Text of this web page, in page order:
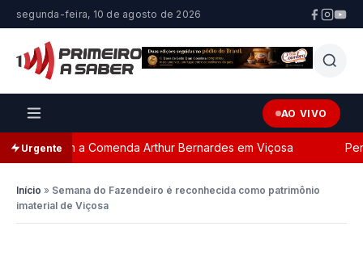
segunda-feira, 10 de agosto de 2026
AO VIVO
Urgente
com a Comenda Arthur Bernardes em Viçosa
Início » Semana do Fazendeiro é reconhecida como patrimônio
imaterial de Viçosa